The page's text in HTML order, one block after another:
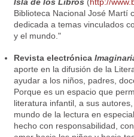
Biblioteca Nacional José Martí
dedicada a temas vinculados
y el mundo."
Revista electrónica
aporte en la difusión de la
ayudar a los niños, padres,
Porque es un espacio que
literatura infantil, a sus
mundo de la lectura en
hecho con responsabilidad,